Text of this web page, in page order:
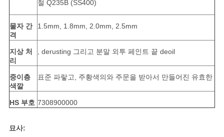
철 Q235B (SS400)
물자 간
격
1.5mm, 1.8mm, 2.0mm, 2.5mm
지상 처
리
, derusting 그리고 분말 외투 페인트 끝 deoil
중이층
색깔
표준 파랗고, 주황색의와 주문을 받아서 만들어진 유효한
HS 부호 7308900000
묘사: